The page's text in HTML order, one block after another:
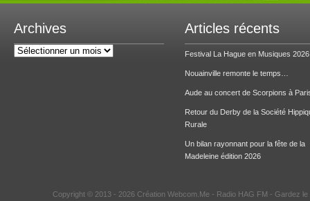
Archives
Archives
Articles récents
Festival La Hague en Musiques 2026
Nouainville remonte le temps…
Aude au concert de Scorpions à
Retour du Derby de la Société
Rurale
Un bilan rayonnant pour la fête de la
Madeleine édition 2026
Copyright © 2013 - 2026 Création Webcom.Me - Radio HAG FM - Gardez le